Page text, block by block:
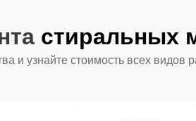
стиральных
и узнайте стоимость всех видов